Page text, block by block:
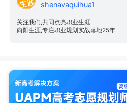
shenavaquihua1
关注我们,共同点亮职业生涯
向阳生涯,专注职业规划实战落地25年